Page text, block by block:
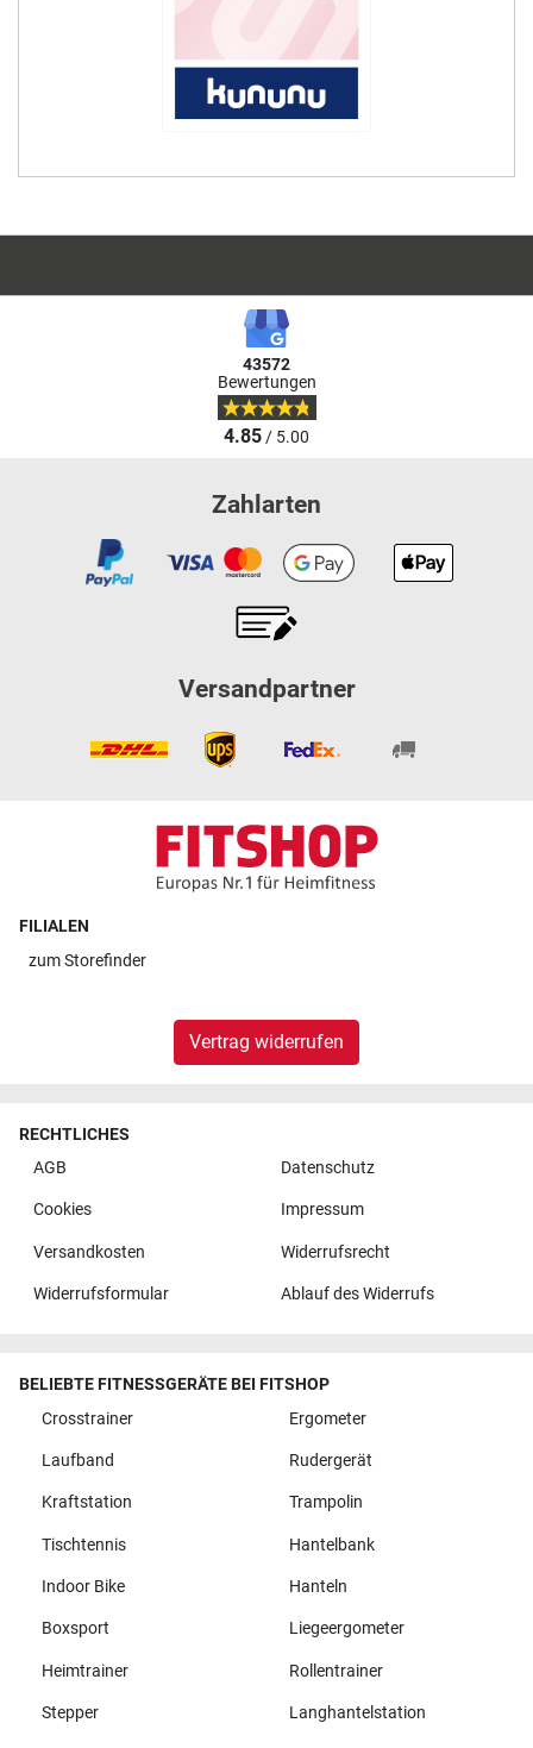
43572
Bewertungen
4.85/ 5.00
Zahlarten
Versandpartner
FILIALEN
zumStorefinder
Vertrag widerrufen
RECHTLICHES
AGB
Datenschutz
Cookies Impressum
Versandkosten Widerrufsrecht
Widerrufsformular Ablauf des Widerrufs
BELIEBTE FITNESSGERÄTE BEI FITSHOP
Crosstrainer
Ergometer
Laufband Rudergerät
Kraftstation Trampolin
Tischtennis Hantelbank
Indoor Bike Hanteln
Boxsport Liegeergometer
Heimtrainer Rollentrainer
Stepper Langhantelstation